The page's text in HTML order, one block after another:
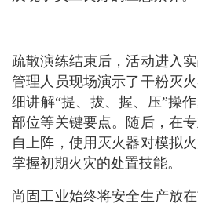
疏散演练结束后，活动进入
管理人员现场演示了干粉灭
细讲解“提、拔、握、压”操
部位等关键要点。随后，在
自上阵，使用灭火器对模拟
掌握初期火灾的处置技能。
尚固工业始终将安全生产放